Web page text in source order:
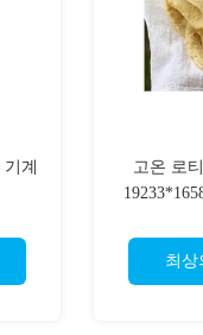
계
고온 로
최상